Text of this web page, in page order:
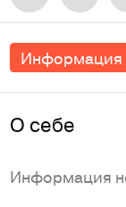
Информация
O себе
Информация